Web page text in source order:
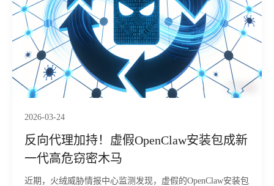
2026-03-24
反向代理加持！虚假OpenClaw安装包成新
一代高危窃密木马
近期，火绒威胁情报中心监测发现，虚假的OpenClaw安装包